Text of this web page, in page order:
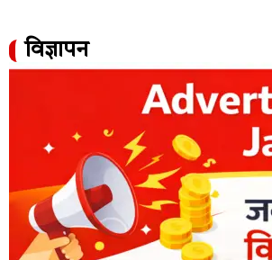
विज्ञापन